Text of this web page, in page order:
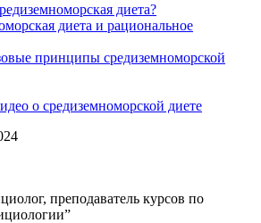
диета?
диета и рациональное
принципы средиземноморской
о средиземноморской диете
преподаватель курсов по